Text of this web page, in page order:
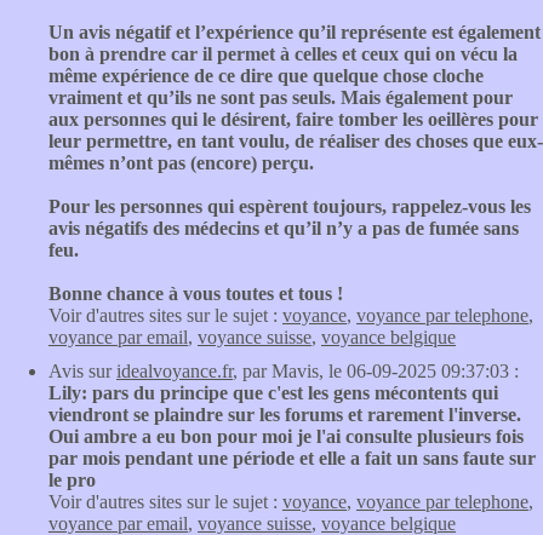
Un avis négatif et l’expérience qu’il représente est également
bon à prendre car il permet à celles et ceux qui on vécu la
même expérience de ce dire que quelque chose cloche
vraiment et qu’ils ne sont pas seuls. Mais également pour
aux personnes qui le désirent, faire tomber les oeillères pour
leur permettre, en tant voulu, de réaliser des choses que eux-
mêmes n’ont pas (encore) perçu.
Pour les personnes qui espèrent toujours, rappelez-vous les
avis négatifs des médecins et qu’il n’y a pas de fumée sans
feu.
Bonne chance à vous toutes et tous !
Voir d'autres sites sur le sujet : voyance, voyance par telephone,
voyance par email, voyance suisse, voyance belgique
Avis suridealvoyance.fr, par Mavis, le 06-09-2025 09:37:03 :
Lily: pars du principe que c'est les gens mécontents qui
viendront se plaindre sur les forums et rarement l'inverse.
Oui ambre a eu bon pour moi je l'ai consulte plusieurs fois
par mois pendant une période et elle a fait un sans faute sur
le pro
Voir d'autres sites sur le sujet : voyance, voyance par telephone,
voyance par email, voyance suisse, voyance belgique